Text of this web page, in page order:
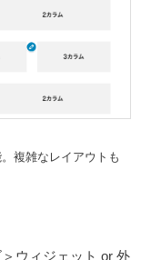
複雑なレイアウトも
ウィジェット or 外